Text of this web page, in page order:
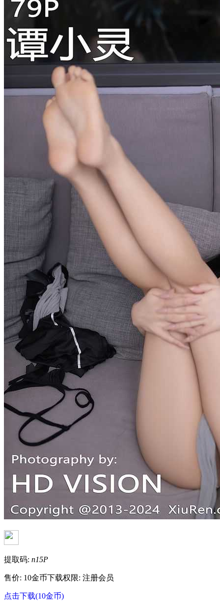
提取码: n15P
售价: 10金币下载权限: 注册会员
点击下载(10金币)